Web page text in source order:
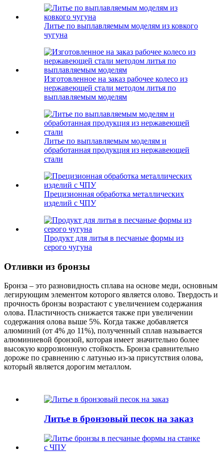
Литье по выплавляемым моделям из ковкого
чугуна
Изготовленное на заказ рабочее колесо из
нержавеющей стали методом литья по
выплавляемым моделям
Литье по выплавляемым моделям и
обработанная продукция из нержавеющей
стали
Прецизионная обработка металлических
изделий с ЧПУ
Продукт для литья в песчаные формы из
серого чугуна
Отливки из бронзы
Бронза – это разновидность сплава на основе меди, основным
легирующим элементом которого является олово. Твердость и
прочность бронзы возрастают с увеличением содержания
олова. Пластичность снижается также при увеличении
содержания олова выше 5%. Когда также добавляется
алюминий (от 4% до 11%), полученный сплав называется
алюминиевой бронзой, которая имеет значительно более
высокую коррозионную стойкость. Бронза сравнительно
дороже по сравнению с латунью из-за присутствия олова,
который является дорогим металлом.
Литье в бронзовый песок на заказ